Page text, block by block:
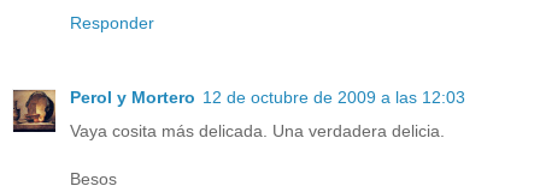
Responder
Perol y Mortero 12 de octubre de 2009 a las 12:03
Vaya cosita más delicada. Una verdadera delicia.
Besos